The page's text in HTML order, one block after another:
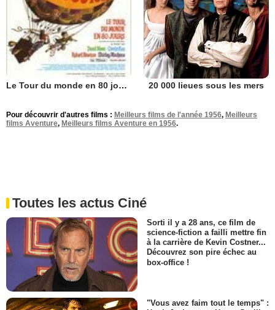
Le Tour du monde en 80 jours 20 000 lieues sous les mers
Pour découvrir d'autres films : Meilleurs films de l'année 1956, Meilleurs
films Aventure, Meilleurs films Aventure en 1956.
Toutes les actus Ciné
Sorti il y a 28 ans, ce film de
science-fiction a failli mettre fin
à la carrière de Kevin Costner...
Découvrez son pire échec au
box-office !
"Vous avez faim tout le temps" :